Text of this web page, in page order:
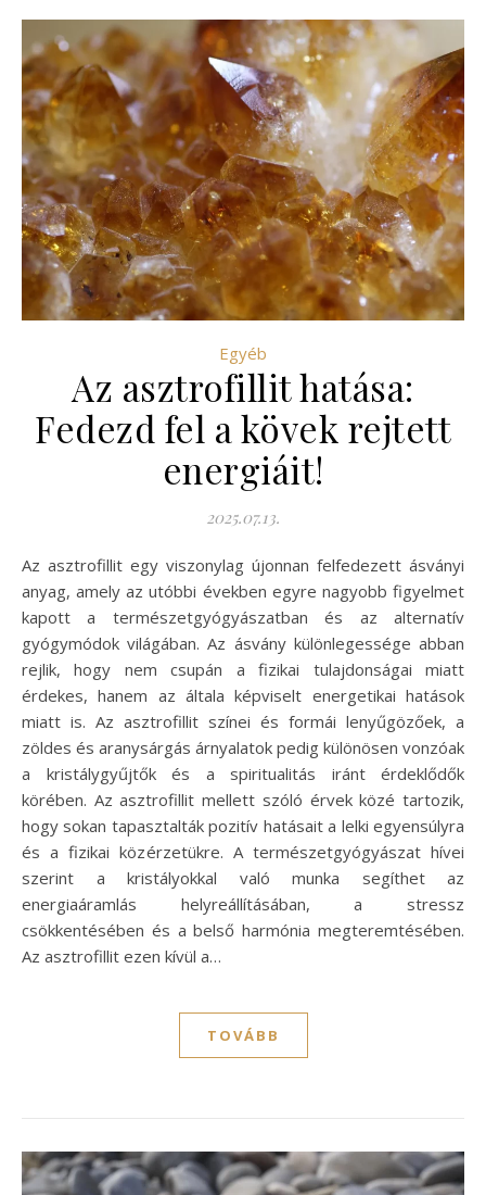
Egyéb
Az asztrofillit hatása:
Fedezd fel a kövek rejtett
energiáit!
2025.07.13.
Az asztrofillit egy viszonylag újonnan felfedezett ásványi
anyag, amely az utóbbi években egyre nagyobb figyelmet
kapott a természetgyógyászatban és az alternatív
gyógymódok világában. Az ásvány különlegessége abban
rejlik, hogy nem csupán a fizikai tulajdonságai miatt
érdekes, hanem az általa képviselt energetikai hatások
miatt is. Az asztrofillit színei és formái lenyűgözőek, a
zöldes és aranysárgás árnyalatok pedig különösen vonzóak
a kristálygyűjtők és a spiritualitás iránt érdeklődők
körében. Az asztrofillit mellett szóló érvek közé tartozik,
hogy sokan tapasztalták pozitív hatásait a lelki egyensúlyra
és a fizikai közérzetükre. A természetgyógyászat hívei
szerint a kristályokkal való munka segíthet az
energiaáramlás helyreállításában, a stressz
csökkentésében és a belső harmónia megteremtésében.
Az asztrofillit ezen kívül a…
TOVÁBB